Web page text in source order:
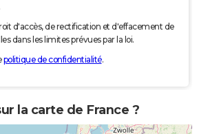
d'accès, de rectification et d'effacement de
dans les limites prévues par la loi.
politique de confidentialité.
la carte de France ?